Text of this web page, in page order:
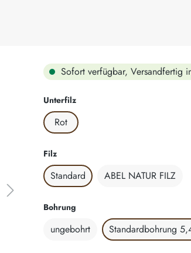
Sofort verfügbar, Versandfertig
Unterfilzauswählen
Rot
Filzauswählen
Standard ABEL NATUR FILZ
Bohrung
ungebohrt Standardbohrung